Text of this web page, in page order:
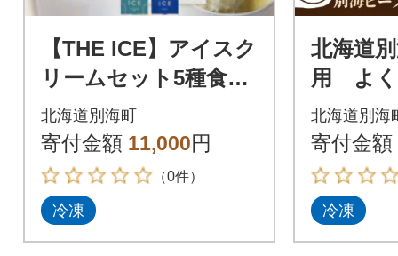
【THE ICE】アイスク
リームセット5種食べ
比べ 5個 北海道別海町
厳選された生乳のみ
を使用
北海道別海町
寄付金額 11,000円
（0件）
冷凍
北海道
用 よく
キ【別
玉】 6
北海道別海
寄付金額
冷凍